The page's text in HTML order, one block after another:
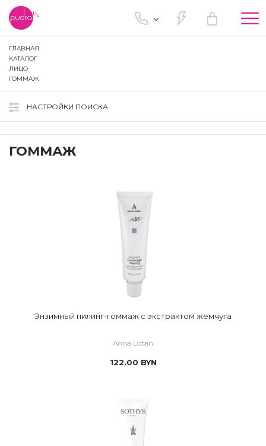
ГЛАВНАЯ
КАТАЛОГ
ЛИЦО
ГОММАЖ
НАСТРОЙКИ ПОИСКА
ГОММАЖ
Энзимный пилинг-гоммаж с экстрактом жемчуга
Anna Lotan
122.00 BYN